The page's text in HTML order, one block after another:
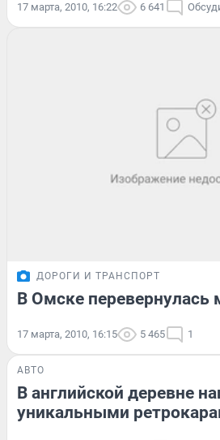
17 марта, 2010, 16:22 6 641
ДОРОГИ И ТРАНСПОРТ
В Омске перевернулась
17 марта, 2010, 16:15 5 465 1
АВТО
В английской деревне
уникальными